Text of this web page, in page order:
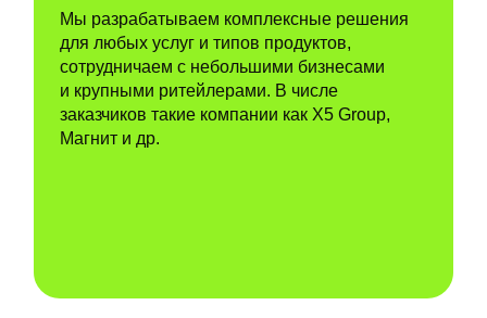
Мы разрабатываем комплексные решения
для любых услуг и типов продуктов,
сотрудничаем с небольшими бизнесами
и крупными ритейлерами. В числе
заказчиков такие компании как X5 Group,
Магнит и др.